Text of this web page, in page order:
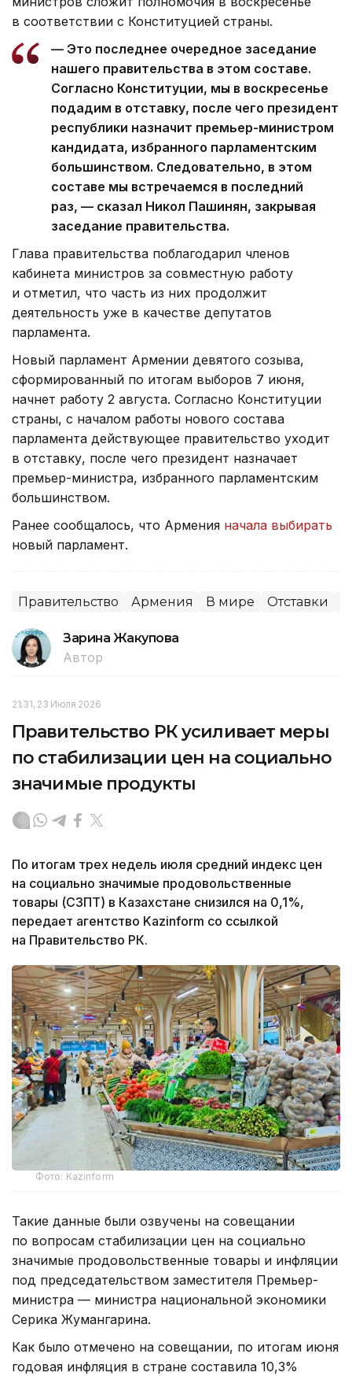
в соответствии с Конституцией страны.
— Это последнее очередное заседание
нашего правительства в этом составе.
Согласно Конституции, мы в воскресенье
подадим в отставку, после чего президент
республики назначит премьер-министром
кандидата, избранного парламентским
большинством. Следовательно, в этом
составе мы встречаемся в последний
раз, — сказал Никол Пашинян, закрывая
заседание правительства.
Глава правительства поблагодарил членов
кабинета министров за совместную работу
и отметил, что часть из них продолжит
деятельность уже в качестве депутатов
парламента.
Новый парламент Армении девятого созыва,
сформированный по итогам выборов 7 июня,
начнет работу 2 августа. Согласно Конституции
страны, с началом работы нового состава
парламента действующее правительство уходит
в отставку, после чего президент назначает
премьер-министра, избранного парламентским
большинством.
Ранее сообщалось, что Армения начала выбирать
новый парламент.
Правительство Армения В мире Отставки
Зарина Жакупова
Автор
21:31, 23 Июля 2026
Правительство РК усиливает меры
по стабилизации цен на социально
значимые продукты
По итогам трех недель июля средний индекс цен
на социально значимые продовольственные
товары (СЗПТ) в Казахстане снизился на 0,1%,
передает агентство Kazinform со ссылкой
на Правительство РК.
Фото: Kazinform
Такие данные были озвучены на совещании
по вопросам стабилизации цен на социально
значимые продовольственные товары и инфляции
под председательством заместителя Премьер-
министра — министра национальной экономики
Серика Жумангарина.
Как было отмечено на совещании, по итогам июня
годовая инфляция в стране составила 10,3%